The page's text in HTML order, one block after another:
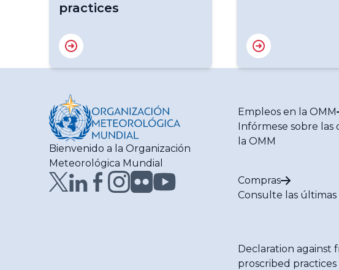
practices
Bienvenido a la Organización
Meteorológica Mundial
Empleos en la OMM
Infórmese sobre
la OMM
Compras
Consulte las últimas
Declaration against
proscribed practices